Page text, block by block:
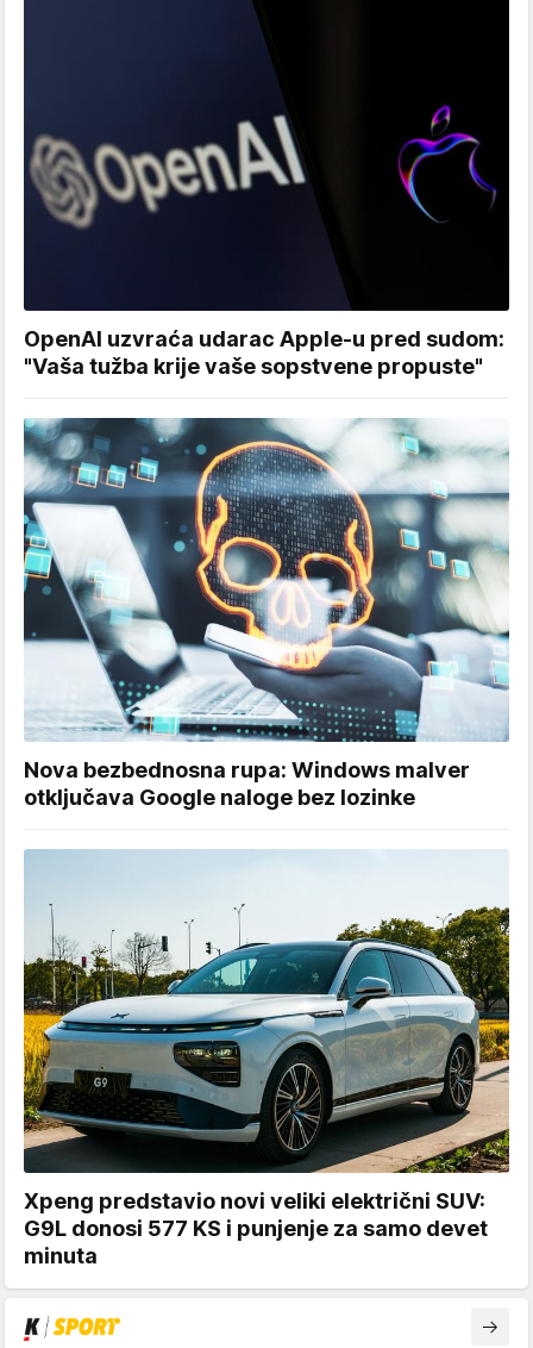
OpenAI uzvraća udarac Apple-u pred sudom:
"Vaša tužba krije vaše sopstvene propuste"
Nova bezbednosna rupa: Windows malver
otključava Google naloge bez lozinke
Xpeng predstavio novi veliki električni SUV:
G9L donosi 577 KS i punjenje za samo devet
minuta